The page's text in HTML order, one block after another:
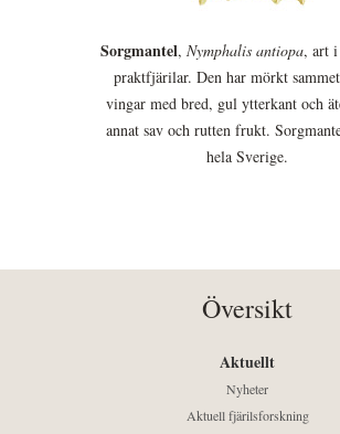
Sorgmantel, Nymphalis antiopa, art
praktfjärilar. Den har mörkt
vingar med bred, gul ytterkant och
annat sav och rutten frukt.
hela Sverige.
Översikt
Aktuellt
Nyheter
Aktuell fjärilsforskning